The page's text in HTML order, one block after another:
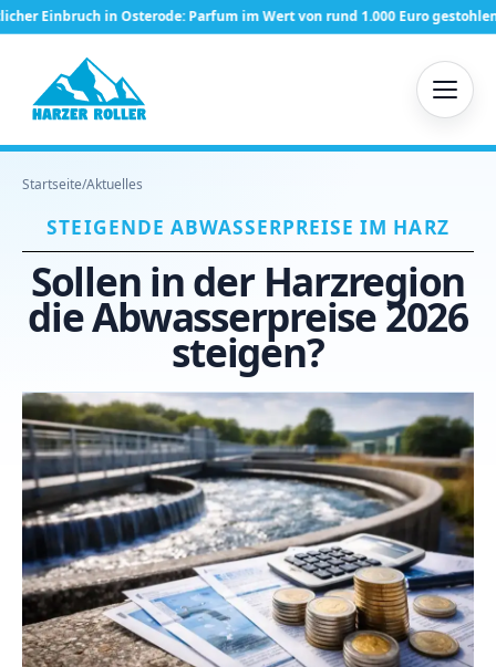
Parfum im Wert von rund 1.000 Euro gestohlen Thale erhält
Startseite/Aktuelles
STEIGENDE ABWASSERPREISE IM HARZ
Sollen in der Harzregion
die Abwasserpreise 2026
steigen?